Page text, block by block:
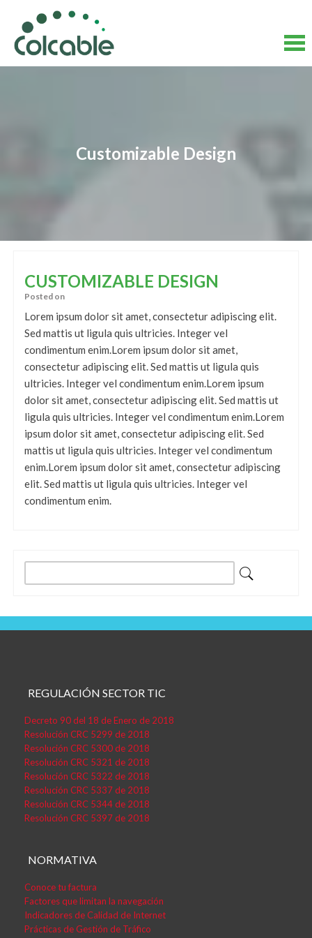
content
Customizable Design
CUSTOMIZABLE DESIGN
Posted on
Lorem ipsum dolor sit amet, consectetur adipiscing elit.
Sed mattis ut ligula quis ultricies. Integer vel
condimentum enim.Lorem ipsum dolor sit amet,
consectetur adipiscing elit. Sed mattis ut ligula quis
ultricies. Integer vel condimentum enim.Lorem ipsum
dolor sit amet, consectetur adipiscing elit. Sed mattis ut
ligula quis ultricies. Integer vel condimentum enim.Lorem
ipsum dolor sit amet, consectetur adipiscing elit. Sed
mattis ut ligula quis ultricies. Integer vel condimentum
enim.Lorem ipsum dolor sit amet, consectetur adipiscing
elit. Sed mattis ut ligula quis ultricies. Integer vel
condimentum enim.
REGULACIÓN SECTOR TIC
Decreto 90 del 18 de Enero de 2018
Resolución CRC 5299 de 2018
Resolución CRC 5300 de 2018
Resolución CRC 5321 de 2018
Resolución CRC 5322 de 2018
Resolución CRC 5337 de 2018
Resolución CRC 5344 de 2018
Resolución CRC 5397 de 2018
NORMATIVA
Conoce tu factura
Factores que limitan la navegación
Indicadores de Calidad de Internet
Prácticas de Gestión de Tráfico